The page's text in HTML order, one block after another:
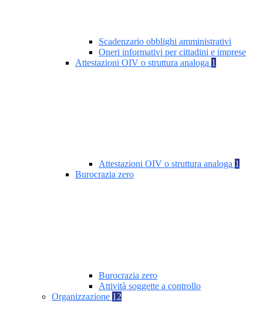
Scadenzario obblighi amministrativi
Oneri informativi per cittadini e imprese
Attestazioni OIV o struttura analoga 1
Attestazioni OIV o struttura analoga 1
Burocrazia zero
Burocrazia zero
Attività soggette a controllo
Organizzazione 12